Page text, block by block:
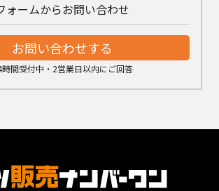
ォームからお問い合わせ
お問い合わせする
時間受付中・2営業日以内にご回答